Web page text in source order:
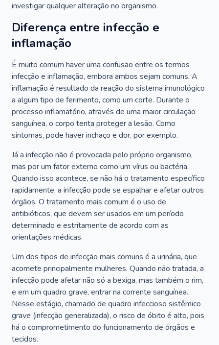
investigar qualquer alteração no organismo.
Diferença entre infecção e
inflamação
É muito comum haver uma confusão entre os termos
infecção e inflamação, embora ambos sejam comuns. A
inflamação é resultado da reação do sistema imunológico
a algum tipo de ferimento, como um corte. Durante o
processo inflamatório, através de uma maior circulação
sanguínea, o corpo tenta proteger a lesão. Como
sintomas, pode haver inchaço e dor, por exemplo.
Já a infecção não é provocada pelo próprio organismo,
mas por um fator externo como um vírus ou bactéria.
Quando isso acontece, se não há o tratamento específico
rapidamente, a infecção pode se espalhar e afetar outros
órgãos. O tratamento mais comum é o uso de
antibióticos, que devem ser usados em um período
determinado e estritamente de acordo com as
orientações médicas.
Um dos tipos de infecção mais comuns é a urinária, que
acomete principalmente mulheres. Quando não tratada, a
infecção pode afetar não só a bexiga, mas também o rim,
e em um quadro grave, entrar na corrente sanguínea.
Nesse estágio, chamado de quadro infeccioso sistêmico
grave (infecção generalizada), o risco de óbito é alto, pois
há o comprometimento do funcionamento de órgãos e
tecidos.